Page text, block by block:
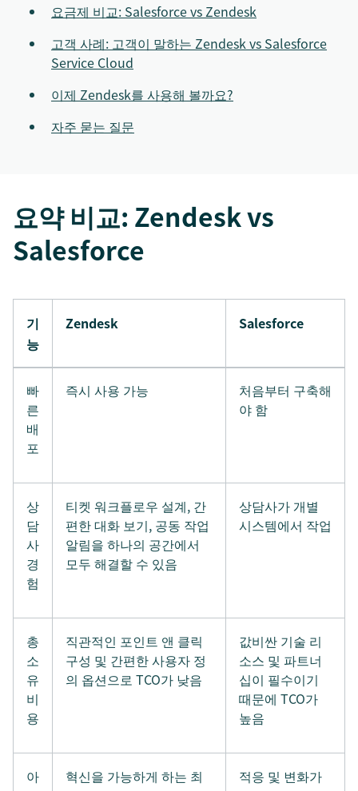
요금제 비교: Salesforce vs Zendesk
고객 사례: 고객이 말하는 Zendesk vs Salesforce
Service Cloud
이제 Zendesk를 사용해 볼까요?
자주 묻는 질문
요약 비교: Zendesk vs
Salesforce
기
능
Zendesk Salesforce
빠
른
배
포
즉시 사용 가능
처음부터 구축해
야 함
상
담
사
경
험
티켓 워크플로우 설계, 간
편한 대화 보기, 공동 작업
알림을 하나의 공간에서
모두 해결할 수 있음
상담사가 개별
시스템에서 작업
총
소
유
비
용
직관적인 포인트 앤 클릭
구성 및 간편한 사용자 정
의 옵션으로 TCO가 낮음
값비싼 기술 리
소스 및 파트너
십이 필수이기
때문에 TCO가
높음
아
혁신을 가능하게 하는 최
적응 및 변화가